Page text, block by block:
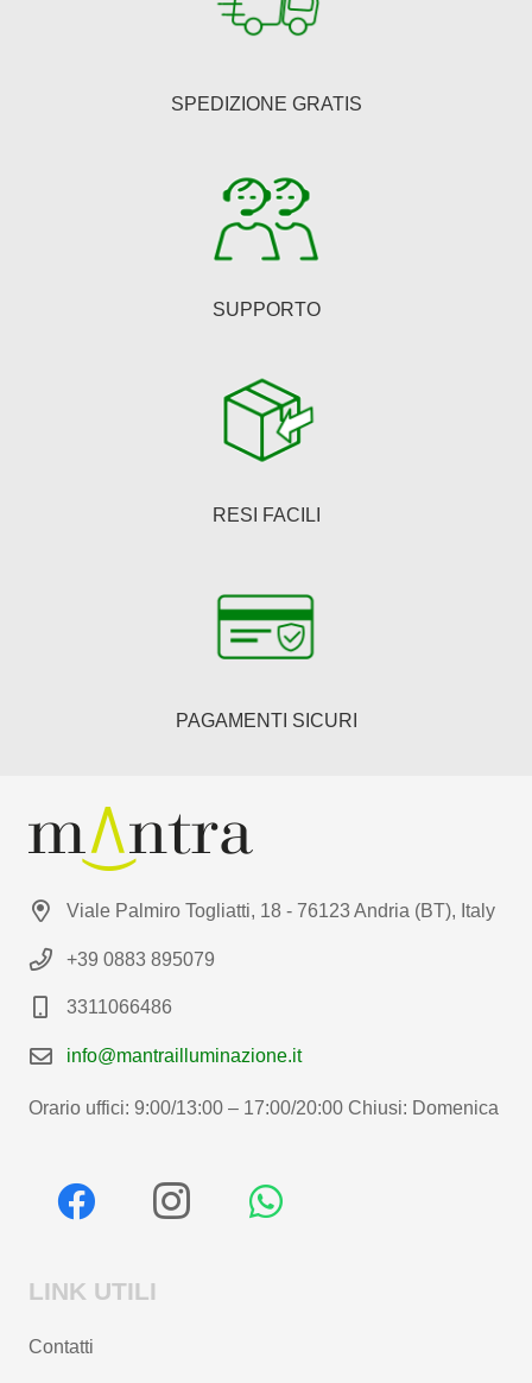
opzioni
pagina
prodotto
SPEDIZIONE GRATIS
SUPPORTO
RESI FACILI
PAGAMENTI SICURI
Viale Palmiro Togliatti, 18 - 76123 Andria (BT), Italy
+39 0883 895079
3311066486
info@mantrailluminazione.it
Orario uffici: 9:00/13:00 – 17:00/20:00 Chiusi: Domenica
LINK UTILI
Contatti